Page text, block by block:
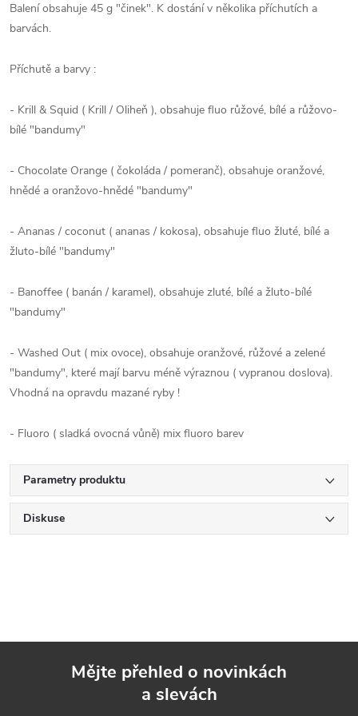
Balení obsahuje 45 g "činek". K dostání v několika příchutích a
barvách.
Příchutě a barvy :
- Krill & Squid ( Krill / Oliheň ), obsahuje fluo růžové, bílé a růžovo-
bílé "bandumy"
- Chocolate Orange ( čokoláda / pomeranč), obsahuje oranžové,
hnědé a oranžovo-hnědé "bandumy"
- Ananas / coconut ( ananas / kokosa), obsahuje fluo žluté, bílé a
žluto-bílé "bandumy"
- Banoffee ( banán / karamel), obsahuje zluté, bílé a žluto-bílé
"bandumy"
- Washed Out ( mix ovoce), obsahuje oranžové, růžové a zelené
"bandumy", které mají barvu méně výraznou ( vypranou doslova).
Vhodná na opravdu mazané ryby !
- Fluoro ( sladká ovocná vůně) mix fluoro barev
Parametry produktu
Diskuse
Mějte přehled o novinkách
a slevách